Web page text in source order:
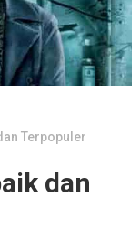
Terpopuler
dan